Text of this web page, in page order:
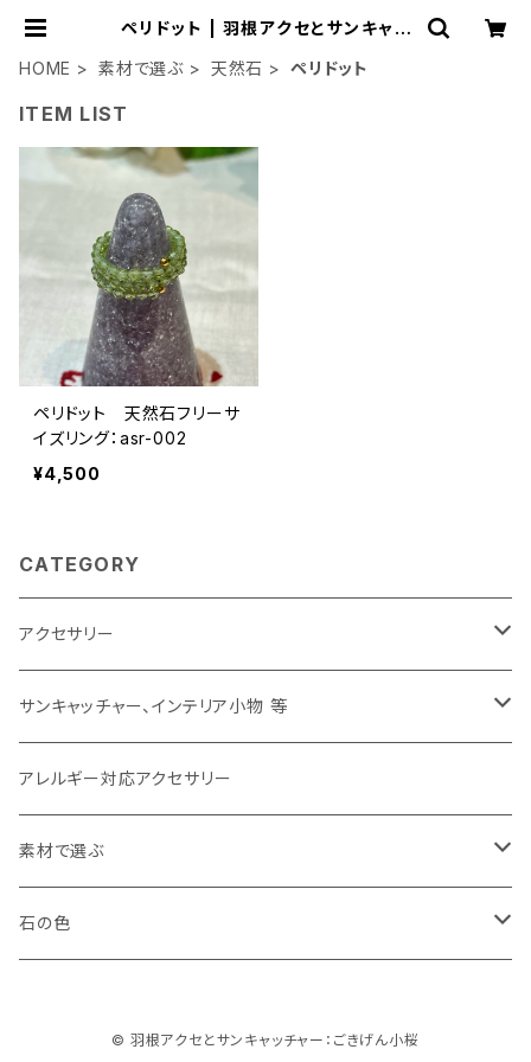
ペリドット | 羽根アクセとサンキャッ
HOME
素材で選ぶ 天然石 ペリドット
ITEM LIST
ペリドット 天然石フリーサ
イズリング：asr-002
¥4,500
CATEGORY
アクセサリー
ピアス
イヤリング
イヤカフ
ブローチ
サンキャッチャー、インテリア小物 等
サンキャッチャー
バッグチャーム、キーホルダー
その他
アレルギー対応アクセサリー
素材で選ぶ
羽根（フェザー）
石の色
© 羽根アクセとサンキャッチャー：ごきげん小桜